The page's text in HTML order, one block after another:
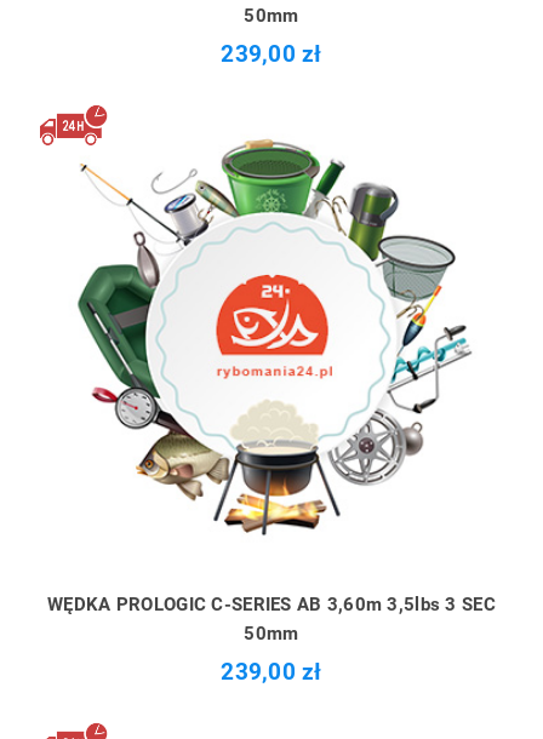
50mm
239,00 zł
WĘDKA PROLOGIC C-SERIES AB 3,60m 3,5lbs 3 SEC
50mm
239,00 zł